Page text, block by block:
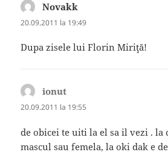
Novakk
20.09.2011 la 19:49
Dupa zisele lui Florin Miriţă!
ionut
20.09.2011 la 19:55
de obicei te uiti la el sa il vezi . la
mascul sau femela, la oki dak e